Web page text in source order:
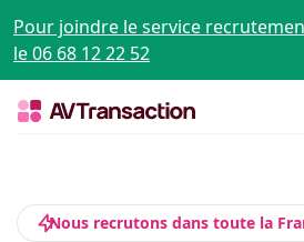
Pour joindre le service
le 06 68 12 22 52
Nous recrutons dans toute la